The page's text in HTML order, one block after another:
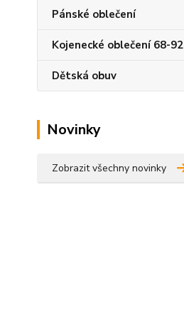
Pánské oblečení
Kojenecké oblečení 68-92
Dětská obuv
Novinky
Zobrazit všechny novinky